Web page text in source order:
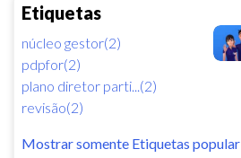
Etiquetas
núcleo gestor(2)
pdpfor(2)
plano diretor parti...(2)
revisão(2)
Mostrar somente Etiquetas popular